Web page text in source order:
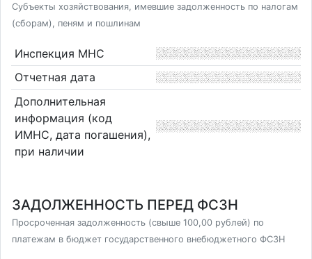
Субъекты хозяйствования, имевшие задолженность по налогам
(сборам), пеням и пошлинам
Инспекция МНС
Отчетная дата
Дополнительная
информация (код
ИМНС, дата погашения),
при наличии
ЗАДОЛЖЕННОСТЬ ПЕРЕД ФСЗН
Просроченная задолженность (свыше 100,00 рублей) по
платежам в бюджет государственного внебюджетного ФСЗН